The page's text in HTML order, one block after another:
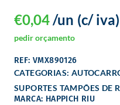
€0,04 (c/ iva)
/un
pedir orçamento
REF: VMX890126
CATEGORIAS:
SUPORTES TAMPÕES DE
MARCA: HAPPICH RIU